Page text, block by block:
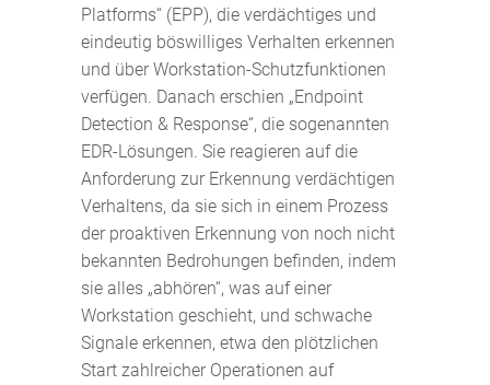
Platforms“ (EPP), die verdächtiges und
eindeutig böswilliges Verhalten erkennen
und über Workstation-Schutzfunktionen
verfügen. Danach erschien „Endpoint
Detection & Response“, die sogenannten
EDR-Lösungen. Sie reagieren auf die
Anforderung zur Erkennung verdächtigen
Verhaltens, da sie sich in einem Prozess
der proaktiven Erkennung von noch nicht
bekannten Bedrohungen befinden, indem
sie alles „abhören“, was auf einer
Workstation geschieht, und schwache
Signale erkennen, etwa den plötzlichen
Start zahlreicher Operationen auf